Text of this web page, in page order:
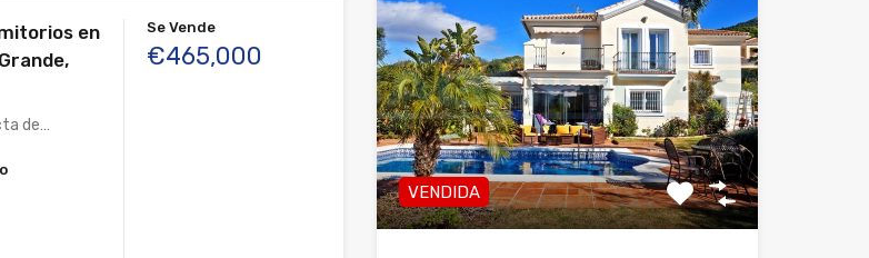
en
de…
Se Vende
€465,000
VENDIDA